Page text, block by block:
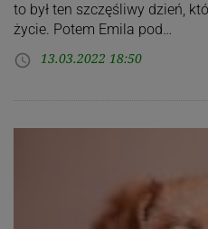
to był ten szczęśliwy dzień,
życie. Potem Emila pod…
access_time 13.03.2022 18:50